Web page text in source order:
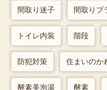
間取り迷子 間取りプ
トイレ内装 階段
防犯対策 住まいのか
酵素美泡湯 酵素